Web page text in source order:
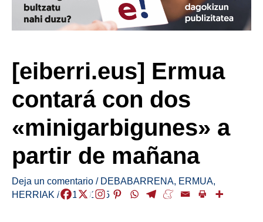
[eiberri.eus] Ermua
contará con dos
«minigarbigunes» a
partir de mañana
Deja un comentario / DEBABARRENA, ERMUA,
HERRIAK /2019-01-15